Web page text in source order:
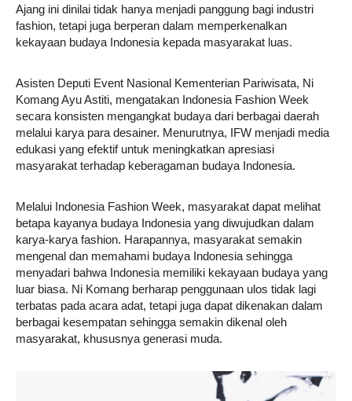
Ajang ini dinilai tidak hanya menjadi panggung bagi industri
fashion, tetapi juga berperan dalam memperkenalkan
kekayaan budaya Indonesia kepada masyarakat luas.
Asisten Deputi Event Nasional Kementerian Pariwisata, Ni
Komang Ayu Astiti, mengatakan Indonesia Fashion Week
secara konsisten mengangkat budaya dari berbagai daerah
melalui karya para desainer. Menurutnya, IFW menjadi media
edukasi yang efektif untuk meningkatkan apresiasi
masyarakat terhadap keberagaman budaya Indonesia.
Melalui Indonesia Fashion Week, masyarakat dapat melihat
betapa kayanya budaya Indonesia yang diwujudkan dalam
karya-karya fashion. Harapannya, masyarakat semakin
mengenal dan memahami budaya Indonesia sehingga
menyadari bahwa Indonesia memiliki kekayaan budaya yang
luar biasa. Ni Komang berharap penggunaan ulos tidak lagi
terbatas pada acara adat, tetapi juga dapat dikenakan dalam
berbagai kesempatan sehingga semakin dikenal oleh
masyarakat, khususnya generasi muda.